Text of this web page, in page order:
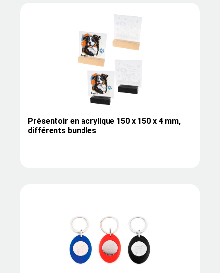
Présentoir en acrylique 150 x 150 x 4 mm,
différents bundles